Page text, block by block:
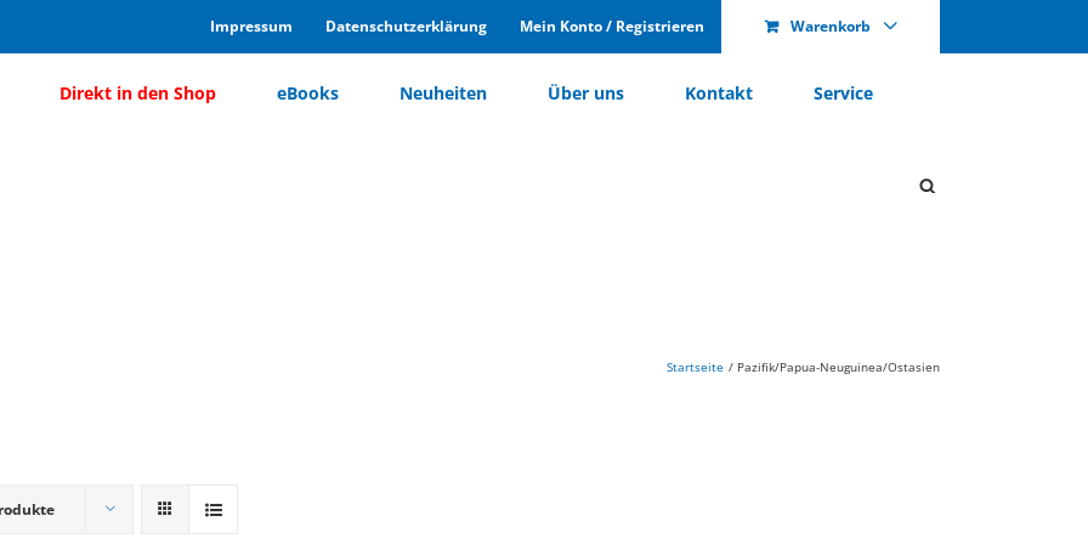
Im­pres­sum Da­ten­schutz­er­klä­rung Mein Kon­to / Re­gis­trie­ren Warenkorb
Di­rekt in den Shop eBooks Neu­hei­ten Über uns Kon­takt Ser­vice
Startseite Pazifik/Papua-Neuguinea/Ostasien